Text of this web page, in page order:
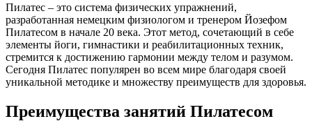
Пилатес – это система физических упражнений,
разработанная немецким физиологом и тренером Йозефом
Пилатесом в начале 20 века. Этот метод, сочетающий в себе
элементы йоги, гимнастики и реабилитационных техник,
стремится к достижению гармонии между телом и разумом.
Сегодня Пилатес популярен во всем мире благодаря своей
уникальной методике и множеству преимуществ для здоровья.
Преимущества занятий Пилатесом